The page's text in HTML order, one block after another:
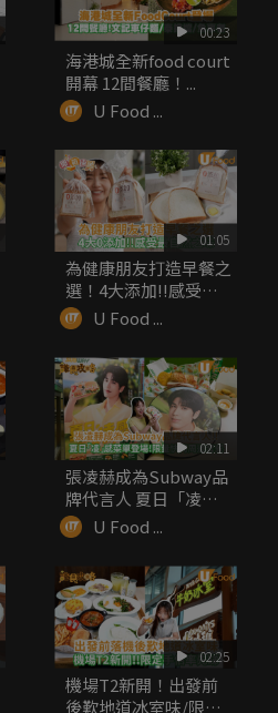
00:23
海港城全新food court
開幕 12間餐廳！...
U Food ...
01:05
為健康朋友打造早餐之
選！4大添加!!感受最
自然之味
U Food ...
02:11
張凌赫成為Subway品
牌代言人 夏日「凌」
感菜...
U Food ...
02:25
機場T2新開！出發前
後歎地道冰室味/限定